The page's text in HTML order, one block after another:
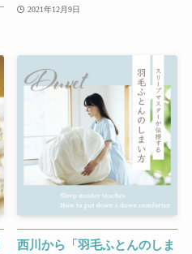
2021年12月9日
西川から「羽毛ふとんのしま